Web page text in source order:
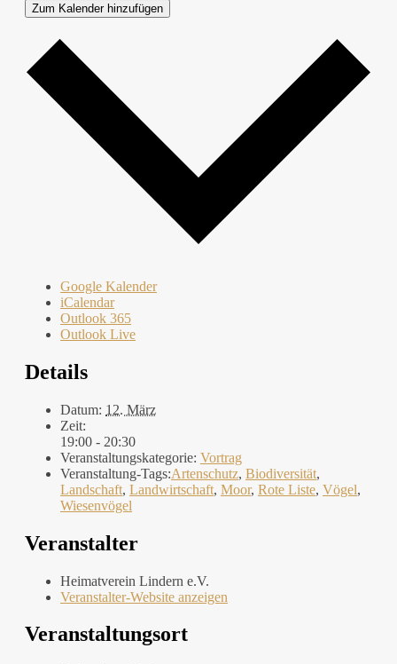
Zum Kalender hinzufügen
Google Kalender
iCalendar
Outlook 365
Outlook Live
Details
Datum: 12. März
Zeit:
19:00 - 20:30
Veranstaltungskategorie: Vortrag
Veranstaltung-Tags:Artenschutz, Biodiversität,
Landschaft, Landwirtschaft, Moor, Rote Liste, Vögel,
Wiesenvögel
Veranstalter
Heimatverein Lindern e.V.
Veranstalter-Website anzeigen
Veranstaltungsort